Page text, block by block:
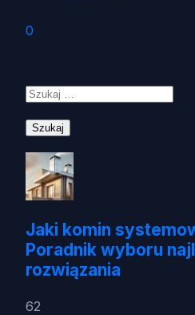
0
Jaki komin
Poradnik wyboru
rozwiązania
62